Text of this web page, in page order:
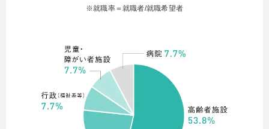
※就職率＝就職者/就職希望者